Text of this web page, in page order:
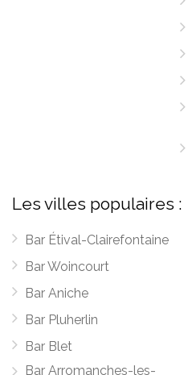
Les villes populaires :
Bar Étival-Clairefontaine
Bar Woincourt
Bar Aniche
Bar Pluherlin
Bar Blet
Bar Arromanches-les-